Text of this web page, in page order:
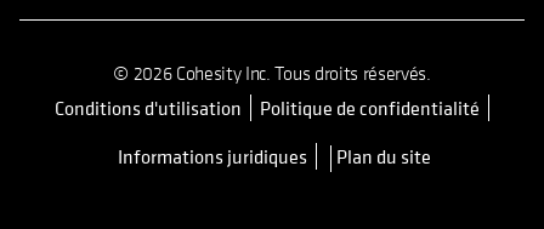
© 2026 Cohesity Inc. Tous droits réservés.
Conditions d'utilisation s’ouvre dans un nouvel onglet
Politique de confidentialité
Informations juridiques
Plan du site